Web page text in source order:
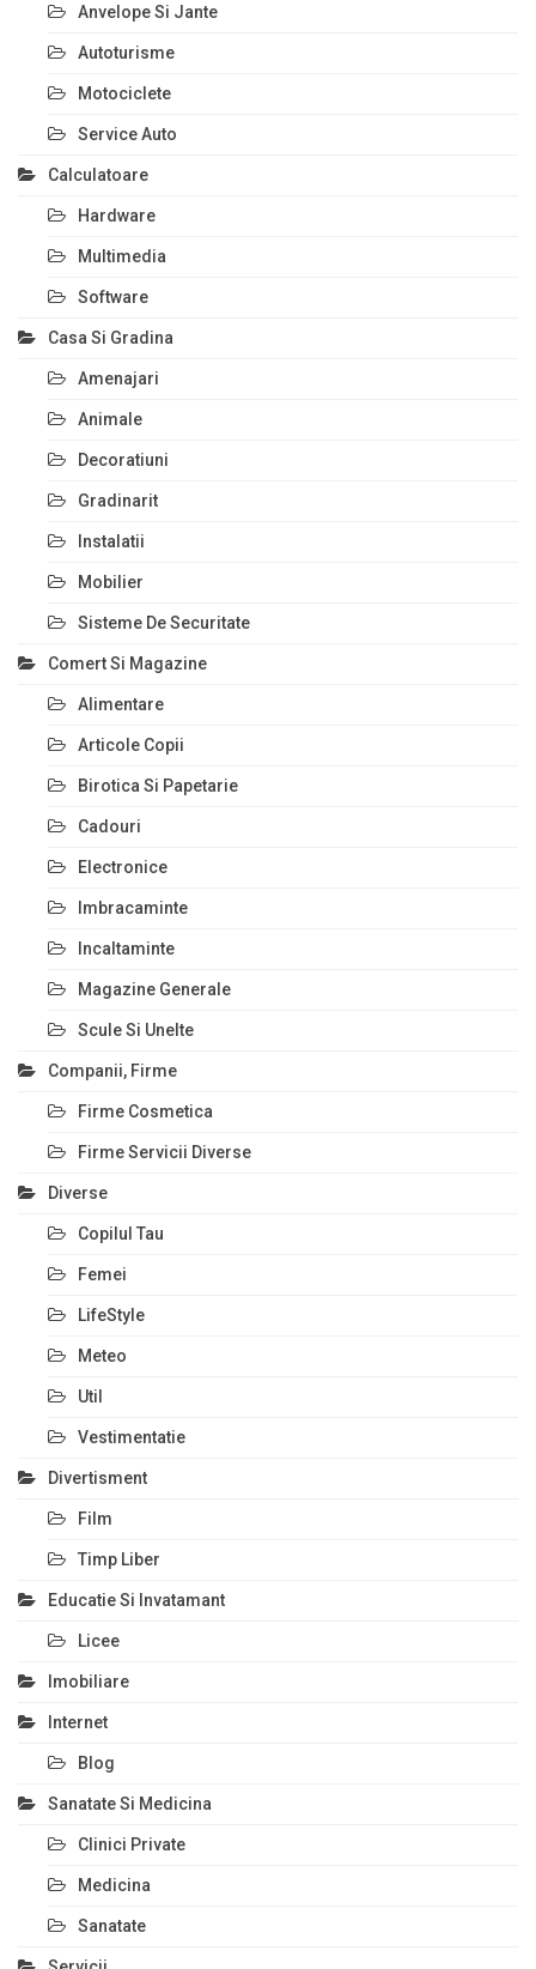
Anvelope Si Jante
Autoturisme
Motociclete
Service Auto
Calculatoare
Hardware
Multimedia
Software
Casa Si Gradina
Amenajari
Animale
Decoratiuni
Gradinarit
Instalatii
Mobilier
Sisteme De Securitate
Comert Si Magazine
Alimentare
Articole Copii
Birotica Si Papetarie
Cadouri
Electronice
Imbracaminte
Incaltaminte
Magazine Generale
Scule Si Unelte
Companii, Firme
Firme Cosmetica
Firme Servicii Diverse
Diverse
Copilul Tau
Femei
LifeStyle
Meteo
Util
Vestimentatie
Divertisment
Film
Timp Liber
Educatie Si Invatamant
Licee
Imobiliare
Internet
Blog
Sanatate Si Medicina
Clinici Private
Medicina
Sanatate